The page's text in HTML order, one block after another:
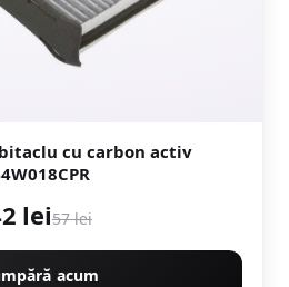
cu carbon activ
lei57 lei
acum